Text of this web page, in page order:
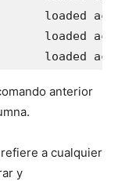
loaded active
active
loaded
anterior
refiere a cualquier
y